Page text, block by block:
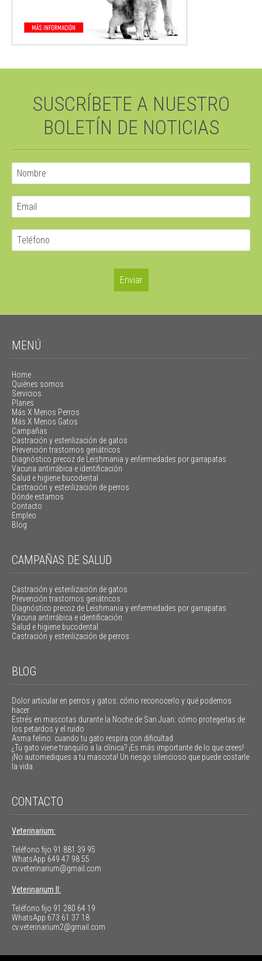
SUSCRÍBETE A NUESTRO
BOLETÍN DE NOTICIAS
MENÚ
Home
Quiénes somos
Servicios
Planes
Más X Menos Perros
Más X Menos Gatos
Campañas
Castración y esterilización de gatos
Prevención trastornos geriátricos
Diagnóstico precoz de Leishmania y enfermedades por garrapatas
Vacuna antirrábica e identificación
Salud e higiene bucodental
Castración y esterilización de perros
Dónde estamos
Contacto
Empleo
Blog
CAMPAÑAS DE SALUD
Castración y esterilización de gatos
Prevención trastornos geriátricos
Diagnóstico precoz de Leishmania y enfermedades por garrapatas
Vacuna antirrábica e identificación
Salud e higiene bucodental
Castración y esterilización de perros
BLOG
Dolor articular en perros y gatos: cómo reconocerlo y qué podemos
hacer
Estrés en mascotas durante la Noche de San Juan: cómo protegerlas de
los petardos y el ruido
Asma felino: cuando tu gato respira con dificultad
¿Tu gato viene tranquilo a la clínica? ¡Es más importante de lo que crees!
¡No automediques a tu mascota! Un riesgo silencioso que puede costarle
la vida
CONTACTO
Veterinarium:
Teléfono fijo 91 881 39 95
WhatsApp 649 47 98 55
cv.veterinarium@gmail.com
Veterinarium II:
Teléfono fijo 91 280 64 19
WhatsApp 673 61 37 18
cv.veterinarium2@gmail.com